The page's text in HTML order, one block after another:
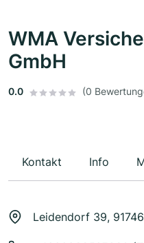
WMA
GmbH
0.0 (0
Kontakt Info
Leidendorf 39,